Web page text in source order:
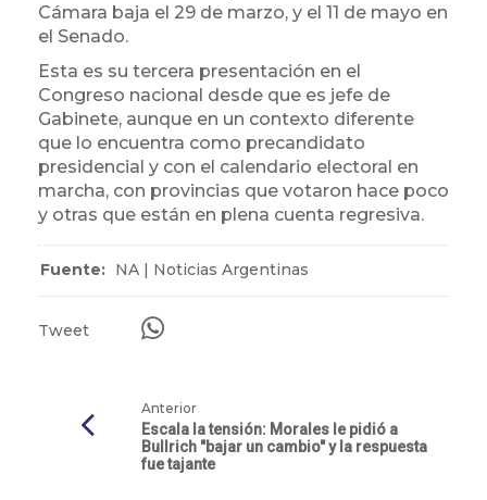
Cámara baja el 29 de marzo, y el 11 de mayo en
el Senado.
Esta es su tercera presentación en el
Congreso nacional desde que es jefe de
Gabinete, aunque en un contexto diferente
que lo encuentra como precandidato
presidencial y con el calendario electoral en
marcha, con provincias que votaron hace poco
y otras que están en plena cuenta regresiva.
Fuente: NA | Noticias Argentinas
Tweet
Anterior
Escala la tensión: Morales le pidió a
Bullrich "bajar un cambio" y la respuesta
fue tajante